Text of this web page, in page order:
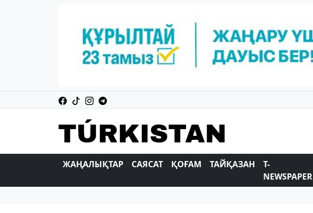
ЖАҢАЛЫҚТАР САЯСАТ ҚОҒАМ ТАЙҚАЗАН
T-
NEWSPAPER